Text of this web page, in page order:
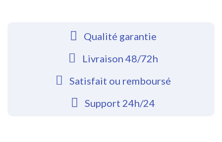
Qualité garantie
Livraison 48/72h
Satisfait ou remboursé
Support 24h/24